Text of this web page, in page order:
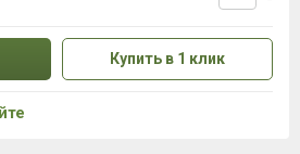
Купить в 1 клик